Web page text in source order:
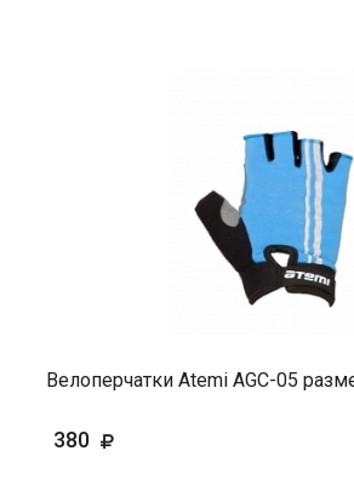
Велоперчатки Atemi AGC-05
380